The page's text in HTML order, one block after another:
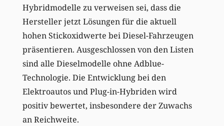
Hybridmodelle zu verweisen sei, dass die
Hersteller jetzt Lösungen für die aktuell
hohen Stickoxidwerte bei Diesel-Fahrzeugen
präsentieren. Ausgeschlossen von den Listen
sind alle Dieselmodelle ohne Adblue-
Technologie. Die Entwicklung bei den
Elektroautos und Plug-in-Hybriden wird
positiv bewertet, insbesondere der Zuwachs
an Reichweite.